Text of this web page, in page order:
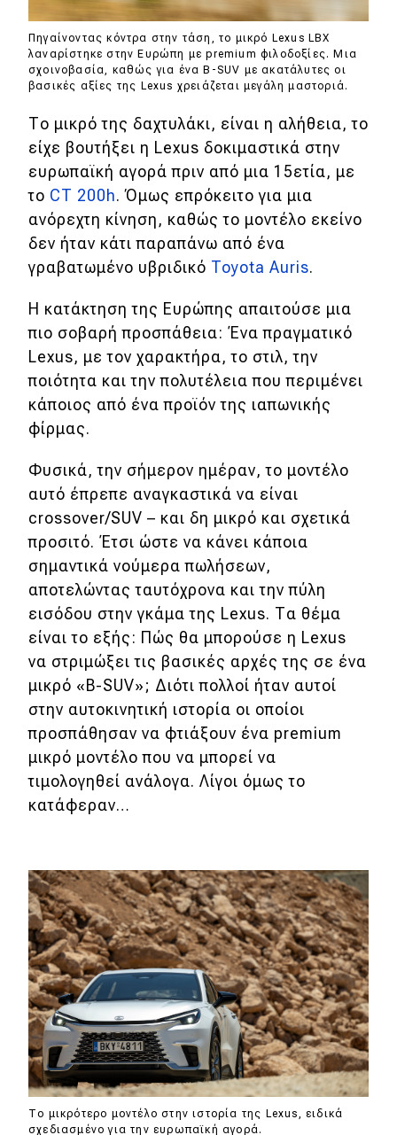
Μεταχειρισμένο
Οδηγός αγοράς
Χρηστικά
Συμβουλές
ΚΤΕΟ
Οδική βοήθεια
eDRIVE
DRIVE USED
Πηγαίνοντας κόντρα στην τάση, το μικρό Lexus LBX
λαναρίστηκε στην Ευρώπη με premium φιλοδοξίες. Μια
σχοινοβασία, καθώς για ένα B-SUV με ακατάλυτες οι
βασικές αξίες της Lexus χρειάζεται μεγάλη μαστοριά.
Το μικρό της δαχτυλάκι, είναι η αλήθεια, το
είχε βουτήξει η Lexus δοκιμαστικά στην
ευρωπαϊκή αγορά πριν από μια 15ετία, με
το CT 200h. Όμως επρόκειτο για μια
ανόρεχτη κίνηση, καθώς το μοντέλο εκείνο
δεν ήταν κάτι παραπάνω από ένα
γραβατωμένο υβριδικό Toyota Auris.
Η κατάκτηση της Ευρώπης απαιτούσε μια
πιο σοβαρή προσπάθεια: Ένα πραγματικό
Lexus, με τον χαρακτήρα, το στιλ, την
ποιότητα και την πολυτέλεια που περιμένει
κάποιος από ένα προϊόν της ιαπωνικής
φίρμας.
Φυσικά, την σήμερον ημέραν, το μοντέλο
αυτό έπρεπε αναγκαστικά να είναι
crossover/SUV – και δη μικρό και σχετικά
προσιτό. Έτσι ώστε να κάνει κάποια
σημαντικά νούμερα πωλήσεων,
αποτελώντας ταυτόχρονα και την πύλη
εισόδου στην γκάμα της Lexus. Τα θέμα
είναι το εξής: Πώς θα μπορούσε η Lexus
να στριμώξει τις βασικές αρχές της σε ένα
μικρό «B-SUV»; Διότι πολλοί ήταν αυτοί
στην αυτοκινητική ιστορία οι οποίοι
προσπάθησαν να φτιάξουν ένα premium
μικρό μοντέλο που να μπορεί να
τιμολογηθεί ανάλογα. Λίγοι όμως το
κατάφεραν…
Το μικρότερο μοντέλο στην ιστορία της Lexus, ειδικά
σχεδιασμένο για την ευρωπαϊκή αγορά.